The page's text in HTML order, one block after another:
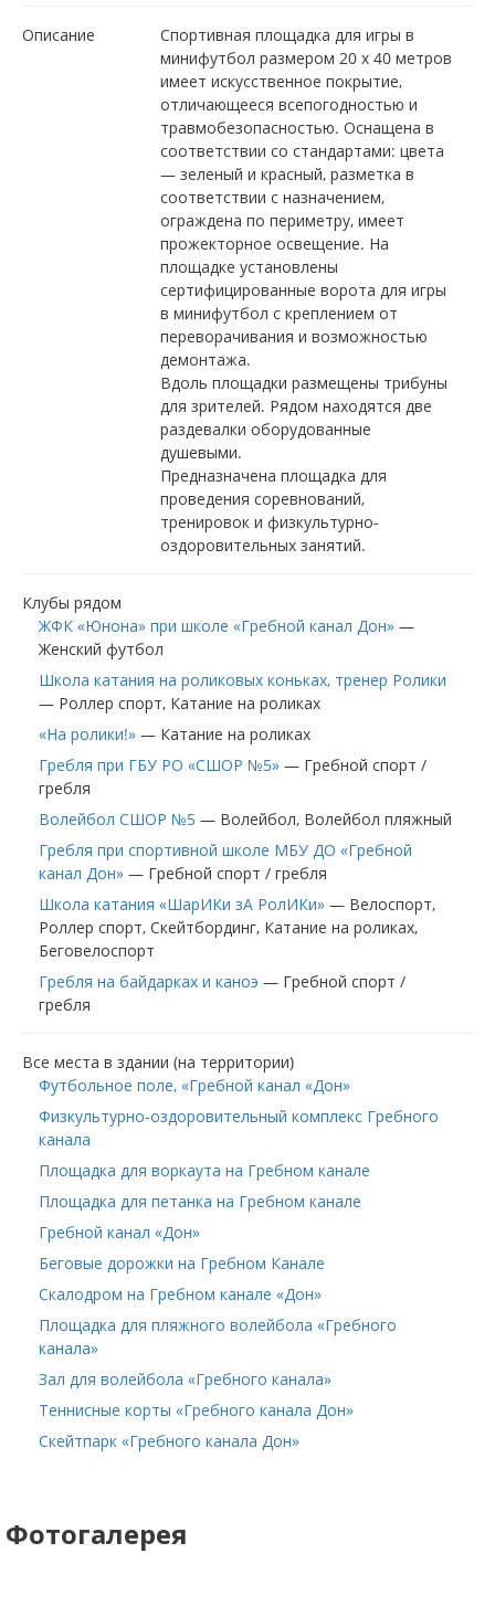
Описание
Спортивная площадка для игры в
минифутбол размером 20 х 40 метров
имеет искусственное покрытие,
отличающееся всепогодностью и
травмобезопасностью. Оснащена в
соответствии со стандартами: цвета
— зеленый и красный, разметка в
соответствии с назначением,
ограждена по периметру, имеет
прожекторное освещение. На
площадке установлены
сертифицированные ворота для игры
в минифутбол с креплением от
переворачивания и возможностью
демонтажа.
Вдоль площадки размещены трибуны
для зрителей. Рядом находятся две
раздевалки оборудованные
душевыми.
Предназначена площадка для
проведения соревнований,
тренировок и физкультурно-
оздоровительных занятий.
Клубы рядом
ЖФК «Юнона» при школе «Гребной канал Дон» —
Женский футбол
Школа катания на роликовых коньках, тренер Ролики
— Роллер спорт Катание на роликах
«На ролики!» — Катание на роликах
Гребля при ГБУ РО «СШОР №5» — Гребной спорт /
гребля
Волейбол СШОР №5 — Волейбол Волейбол пляжный
Гребля при спортивной школе МБУ ДО «Гребной
канал Дон» — Гребной спорт / гребля
Школа катания «ШарИКи зА РолИКи» — Велоспорт
Роллер спорт Скейтбординг Катание на роликах
Беговелоспорт
Гребля на байдарках и каноэ — Гребной спорт /
гребля
Все места в здании (на территории)
Футбольное поле, «Гребной канал «Дон»
Физкультурно-оздоровительный комплекс Гребного
канала
Площадка для воркаута на Гребном канале
Площадка для петанка на Гребном канале
Гребной канал «Дон»
Беговые дорожки на Гребном Канале
Скалодром на Гребном канале «Дон»
Площадка для пляжного волейбола «Гребного
канала»
Зал для волейбола «Гребного канала»
Теннисные корты «Гребного канала Дон»
Скейтпарк «Гребного канала Дон»
Фотогалерея